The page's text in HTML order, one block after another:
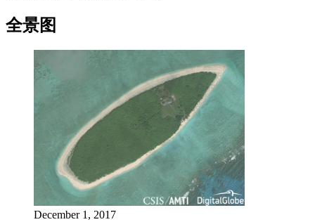
全景图
December 1, 2017